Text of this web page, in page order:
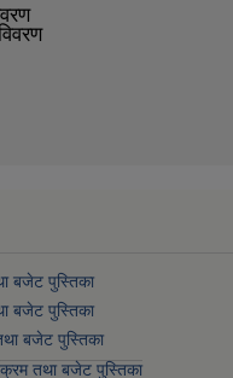
बजेट पुस्तिका
बजेट पुस्तिका
बजेट पुस्तिका
तथा बजेट पुस्तिका